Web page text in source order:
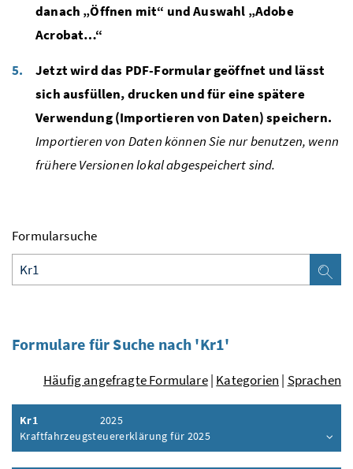
danach „Öffnen mit“ und Auswahl „Adobe
Acrobat…“
Jetzt wird das PDF-Formular geöffnet und lässt
sich ausfüllen, drucken und für eine spätere
Verwendung (Importieren von Daten) speichern.
Importieren von Daten können Sie nur benutzen, wenn
frühere Versionen lokal abgespeichert sind.
Formularsuche
Formulare für Suche nach 'Kr1'
Häufig angefragte Formulare| Kategorien | Sprachen
Kr1
2025
Kraftfahrzeugsteuererklärung für 2025
Inhalt aufklappen